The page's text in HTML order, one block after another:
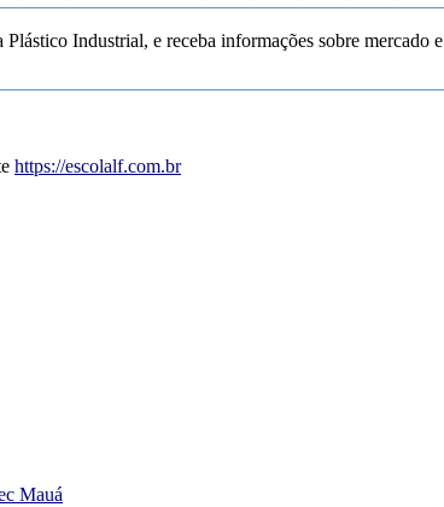
Industrial, e receba informações sobre mercado
https://escolalf.com.br
Mauá